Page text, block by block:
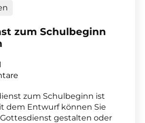
zum Schulbeginn
zum Schulbeginn ist
dem Entwurf können Sie
gestalten oder